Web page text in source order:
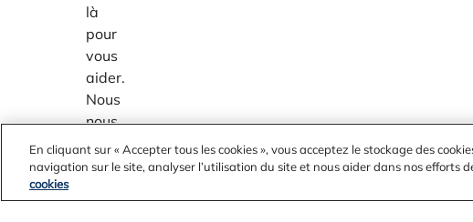
là
pour
vous
aider.
Nous
nous
efforçons
d’offrir
En cliquant sur « Accepter tous les cookies », vous acceptez le stockage des
navigation sur le site, analyser l’utilisation du site et nous aider dans nos efforts
cookies